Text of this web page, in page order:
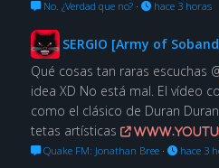
No. ¿Verdad que no?· hace 3 horas
SERGIO [Army of
Qué cosas tan raras escuchas
idea XD No está mal. El vídeo
como el clásico de Duran
tetas artísticas
Quake FM: Jonathan Bree· hace 3